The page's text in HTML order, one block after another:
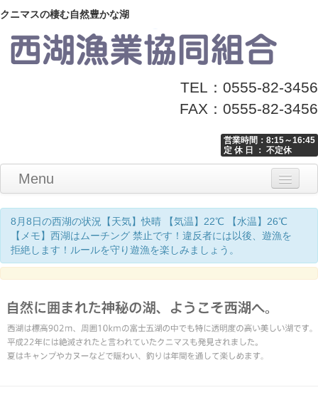
クニマスの棲む自然豊かな湖
TEL：0555-82-3456
FAX：0555-82-3456
営業時間：8:15～16:45
定 休 日 ： 不定休
Menu
Home
釣り情報
マナーとお願い
クニマス展示館
漁協からのお知らせ
お問い合わせ
8月8日の西湖の状況【天気】快晴 【気温】22℃ 【水温】26℃
【メモ】西湖はムーチング 禁止です！違反者には以後、遊漁を
拒絶します！ルールを守り遊漁を楽しみましょう。